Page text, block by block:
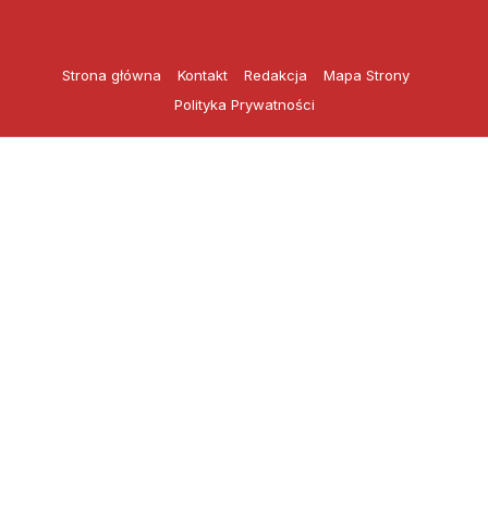
Strona główna Kontakt Redakcja
Mapa Strony
Polityka Prywatności